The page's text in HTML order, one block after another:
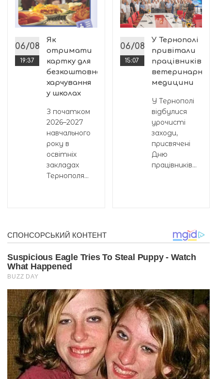
06/08
19:37
Як
отримати
картку для
безкоштовного
харчування
у школах
З початком
2026–2027
навчального
року в
освітніх
закладах
Тернополя...
06/08
15:07
У Тернополі
привітали
працівників
ветеринарної
медицини
У Тернополі
відбулися
урочисті
заходи,
присвячені
Дню
працівників...